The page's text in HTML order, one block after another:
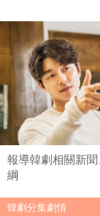
報導韓劇相關新
綱